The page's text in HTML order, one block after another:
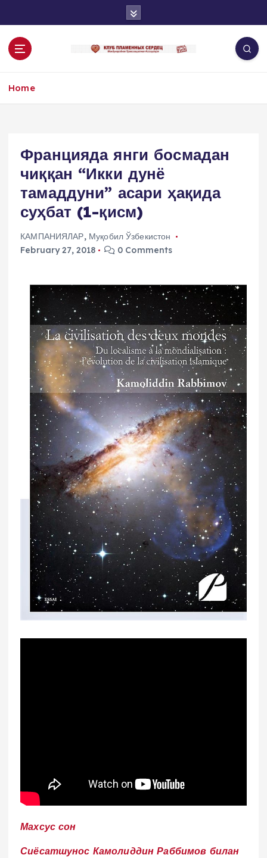
o
Home
Францияда янги босмадан
чиққан “Икки дунё
тамаддуни” асари ҳақида
суҳбат (1-қисм)
КАМПАНИЯЛАР, Муқобил Ўзбекистон
February 27, 2018
0 Comments
Махсус сон
Сиёсатшунос Камолиддин Раббимов билан